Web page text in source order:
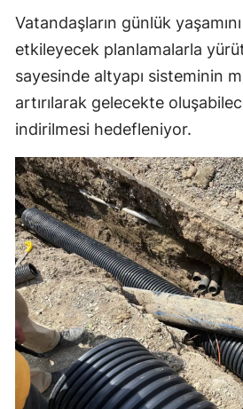
Vatandaşların günlük
etkileyecek planlamalarla
sayesinde altyapı sisteminin
artırılarak gelecekte
indirilmesi hedefleniyor.